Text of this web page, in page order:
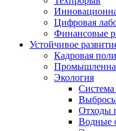
Цифровая
Финансовые
Устойчивое
Кадровая
Экология
Система
Отходы
Водные